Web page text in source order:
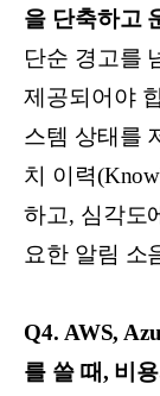
을 단축하고
단순 경고를
제공되어야
스템 상태를
치 이력
하고, 심각도
요한 알림 소
Q4. AWS,
를 쓸 때, 비